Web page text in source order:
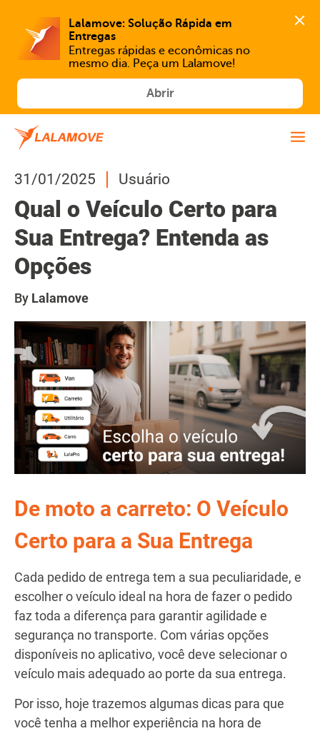
Lalamove: Solução Rápida em
Entregas
Entregas rápidas e econômicas no
mesmo dia. Peça um Lalamove!
Abrir
31/01/2025 Usuário
Qual o Veículo Certo para
Sua Entrega? Entenda as
Opções
By Lalamove
De moto a carreto: O Veículo
Certo para a Sua Entrega
Cada pedido de entrega tem a sua peculiaridade, e
escolher o veículo ideal na hora de fazer o pedido
faz toda a diferença para garantir agilidade e
segurança no transporte. Com várias opções
disponíveis no aplicativo, você deve selecionar o
veículo mais adequado ao porte da sua entrega.
Por isso, hoje trazemos algumas dicas para que
você tenha a melhor experiência na hora de